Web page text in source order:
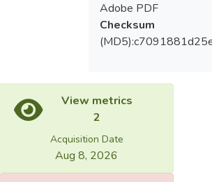
Adobe PDF
Checksum
View metrics
2
Acquisition Date
Aug 8, 2026